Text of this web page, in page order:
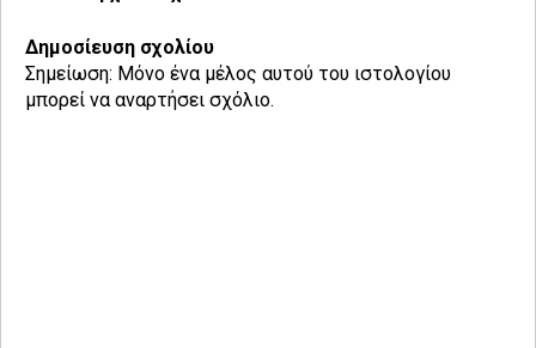
Δημοσίευση σχολίου
Σημείωση: Μόνο ένα μέλος αυτού του ιστολογίου
μπορεί να αναρτήσει σχόλιο.